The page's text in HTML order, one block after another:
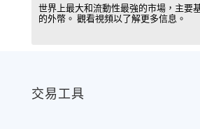
世界上最大和流動性最強的市場，主要
的外幣。 觀看視頻以了解更多信息。
交易工具